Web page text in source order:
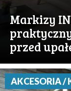
Markizy
przed
AKCESORIA /